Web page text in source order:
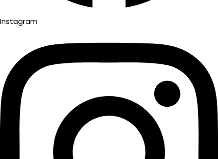
Instagram